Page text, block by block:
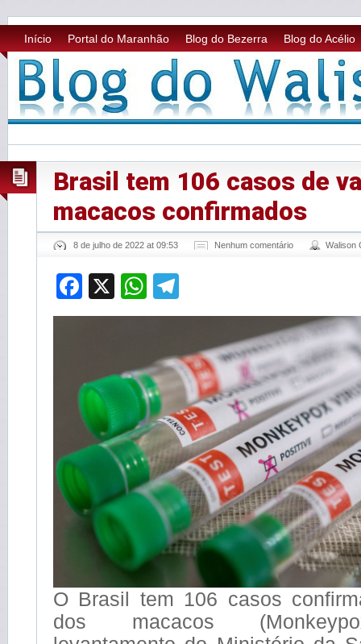
Início Portal do Maranhão Blog do Bezerra Blog do Acélio
Brasil tem 106 casos de
macacos confirmados
8 de julho de 2022 at 09:53 Nenhum comentário Walison
Facebook
X WhatsApp
O Brasil tem 106 casos
dos macacos